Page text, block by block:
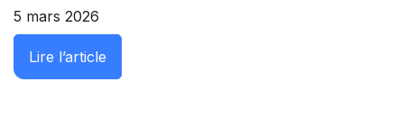
5 mars 2026
Lire l’article